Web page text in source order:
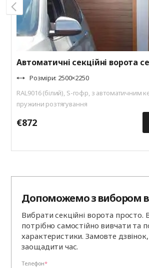
Автоматичні секційні ворота
Розміри: 2500×2250
RAL9016 (білий), S-гофр, з автоматичним
пружини розтягування
€872
Допоможемо з вибором
Вибрати секційні ворота просто.
потрібно самостійно вивчати та
характеристики. Замовте
заощадити час.
Телефон